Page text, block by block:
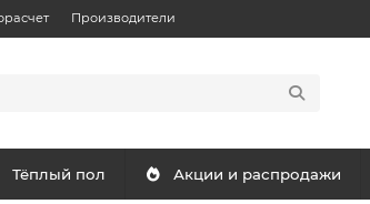
Производители
Тёплый пол Акции и распродажи